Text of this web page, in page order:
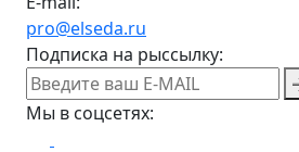
pro@elseda.ru
Подписка на рыссылку:
Мы в соцсетях: